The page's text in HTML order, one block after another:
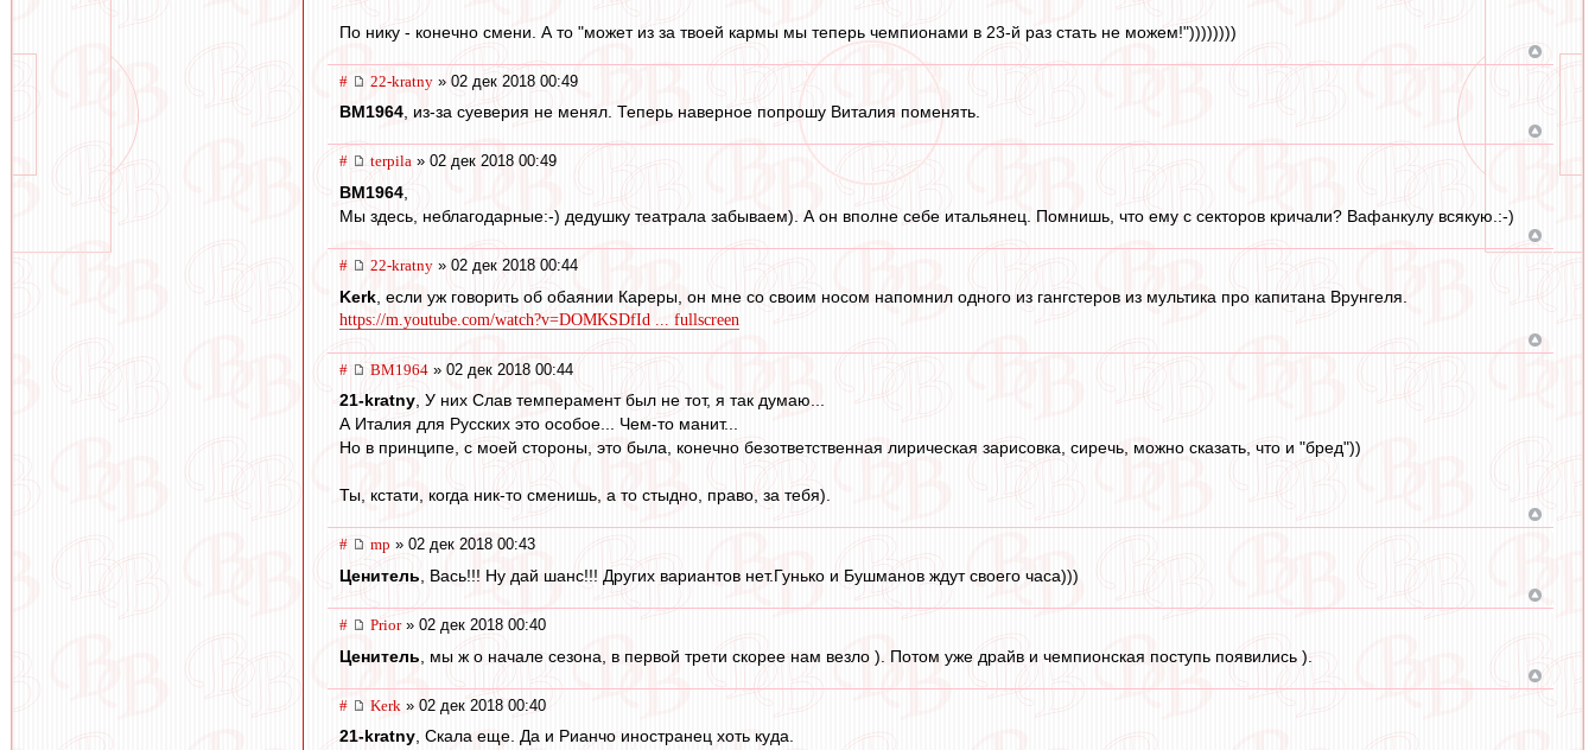
По нику - конечно смени. А то "может из за твоей кармы мы теперь чемпионами в 23-й раз стать не можем!"))))))))
# 22-kratny » 02 дек 2018 00:49
BM1964, из-за суеверия не менял. Теперь наверное попрошу Виталия поменять.
# terpila » 02 дек 2018 00:49
BM1964
Мы здесь, неблагодарные:-) дедушку театрала забываем). А он вполне себе итальянец. Помнишь, что ему с секторов кричали? Вафанкулу всякую.:-)
# 22-kratny » 02 дек 2018 00:44
Kerk , если уж говорить об обаянии Кареры, он мне со своим носом напомнил одного из гангстеров из мультика про капитана Врунгеля.
https://m.youtube.com/watch?v=DOMKSDfId ... fullscreen
# BM1964 » 02 дек 2018 00:44
21-kratny, У них Слав темперамент был не тот, я так думаю...
А Италия для Русских это особое... Чем-то манит...
Но в принципе, с моей стороны, это была, конечно безответственная лирическая зарисовка, сиречь, можно сказать, что и "бред"))
Ты, кстати, когда ник-то сменишь, а то стыдно, право, за тебя).
# mp » 02 дек 2018 00:43
Ценитель , Вась!!! Ну дай шанс!!! Других вариантов нет.Гунько и Бушманов ждут своего часа)))
# Prior» 02 дек 2018 00:40
Ценитель , мы ж о начале сезона, в первой трети скорее нам везло ). Потом уже драйв и чемпионская поступь появились ).
# Kerk » 02 дек 2018 00:40
21-kratny , Скала еще. Да и Рианчо иностранец хоть куда.